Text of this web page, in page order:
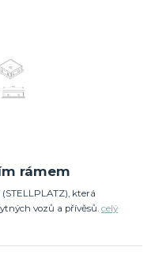
rámem
která
vozů a přívěsů. celý